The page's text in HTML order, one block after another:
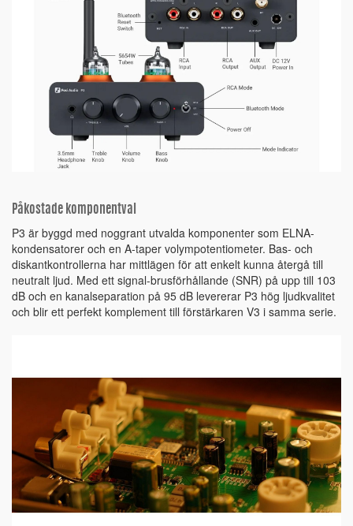
Påkostade komponentval
P3 är byggd med noggrant utvalda komponenter som ELNA-
kondensatorer och en A-taper volympotentiometer. Bas- och
diskantkontrollerna har mittlägen för att enkelt kunna återgå till
neutralt ljud. Med ett signal-brusförhållande (SNR) på upp till 103
dB och en kanalseparation på 95 dB levererar P3 hög ljudkvalitet
och blir ett perfekt komplement till förstärkaren V3 i samma serie.